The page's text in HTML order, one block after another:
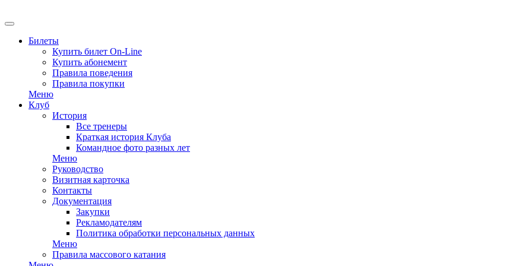
Билеты
Купить билет On-Line
Купить абонемент
Правила поведения
Правила покупки
Меню
Клуб
История
Все тренеры
Краткая история Клуба
Командное фото разных лет
Меню
Руководство
Визитная карточка
Контакты
Документация
Закупки
Рекламодателям
Политика обработки персональных данных
Меню
Правила массового катания